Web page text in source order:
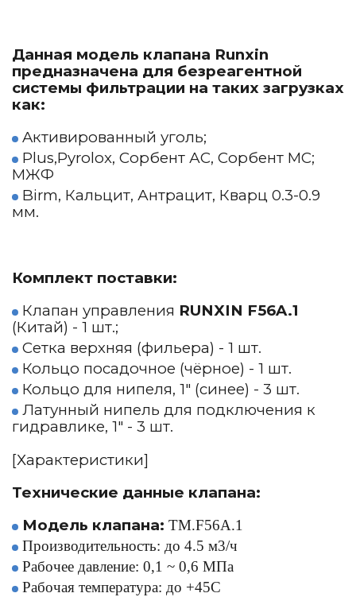
Данная модель клапана Runxin
предназначена для безреагентной
системы фильтрации на таких загрузках
как:
Aктивированный уголь;
Plus,Pyrolox, Сорбент АС, Сорбент МС;
МЖФ
Birm, Кальцит, Антрацит, Кварц 0.3-0.9
мм.
Комплект поставки:
Клапан управления RUNXIN F56A.1
(Китай) - 1 шт.;
Сетка верхняя (фильера) - 1 шт.
Кольцо посадочное (чёрное) - 1 шт.
Кольцо для нипеля, 1" (синее) - 3 шт.
Латунный нипель для подключения к
гидравлике, 1" - 3 шт.
[Характеристики]
Технические данные клапана:
Модель клапана: TM.F56A.1
Производительность: до 4.5 м3/ч
Рабочее давление: 0,1 ~ 0,6 МПа
Рабочая температура: до +45С